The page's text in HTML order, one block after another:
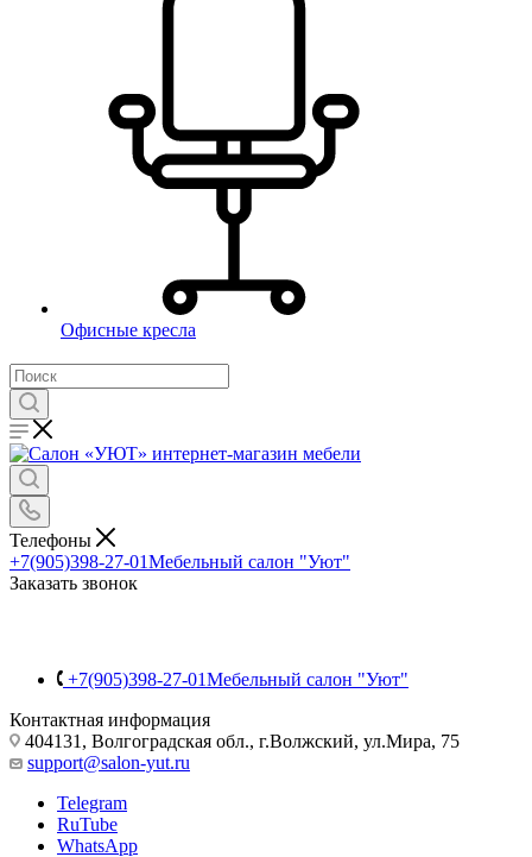
Офисные кресла
Телефоны
+7(905)398-27-01Мебельный салон "Уют"
Заказать звонок
+7(905)398-27-01Мебельный салон "Уют"
Контактная информация
404131, Волгоградская обл., г.Волжский, ул.Мира, 75
support@salon-yut.ru
Telegram
RuTube
WhatsApp